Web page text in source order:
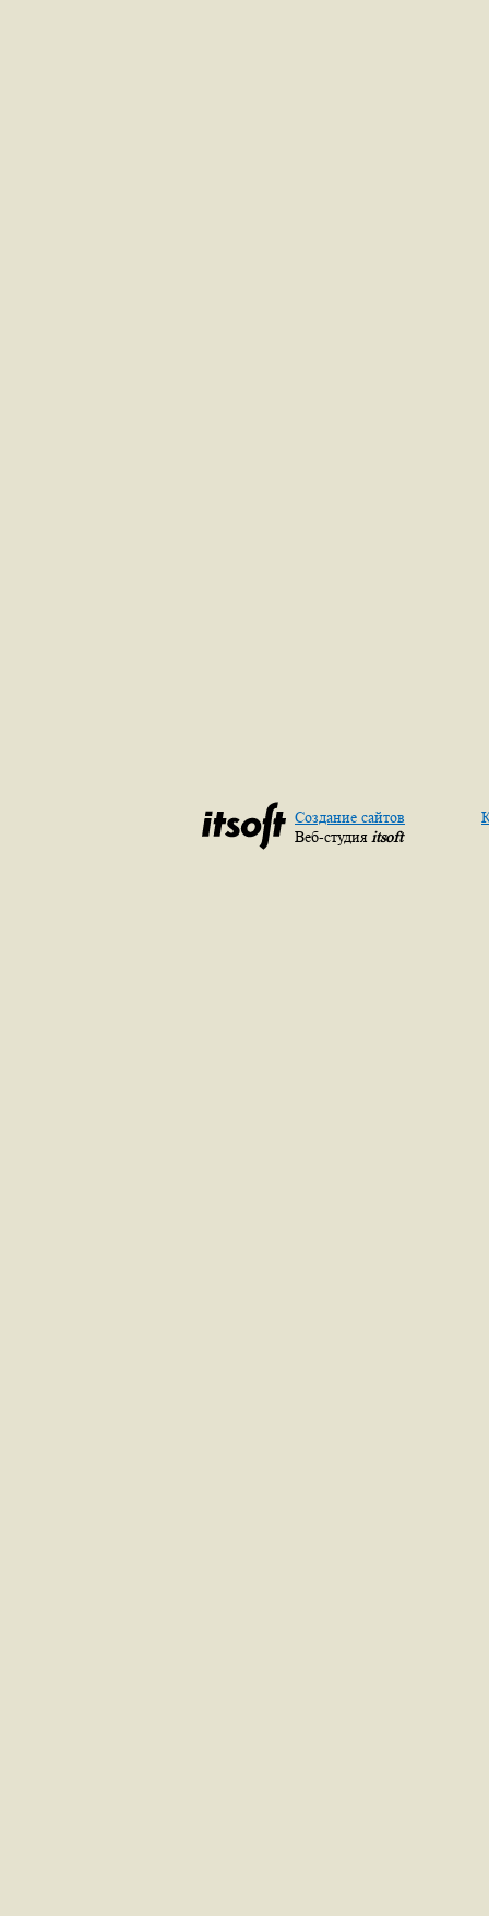
Создание сайтов
Веб-студия itsoft